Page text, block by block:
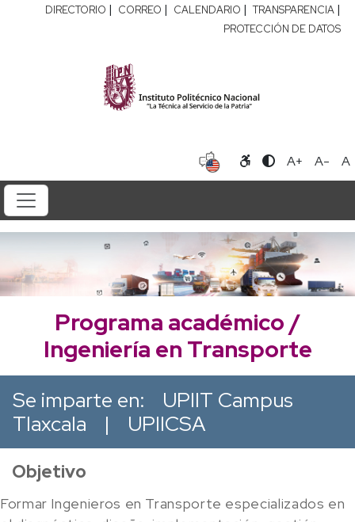
DIRECTORIO | CORREO | CALENDARIO | TRANSPARENCIA |
PROTECCIÓN DE DATOS
A+ A- A
Programa académico /
Ingeniería en Transporte
Se imparte en:
UPIIT Campus
Tlaxcala
| UPIICSA
Objetivo
Formar Ingenieros en Transporte especializados en